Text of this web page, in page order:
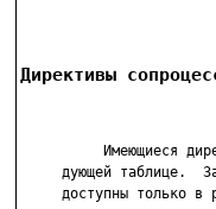
Директивы
Имеющиеся
дующей таблице.
доступны только в